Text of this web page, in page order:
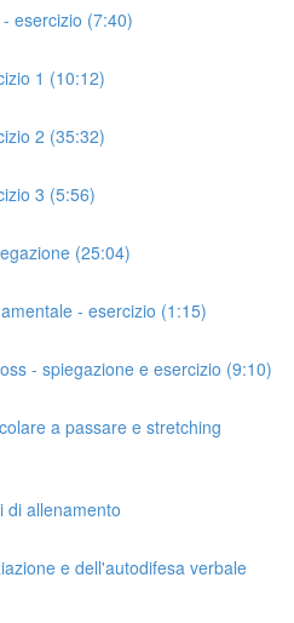
esercizio (7:40)
1 (10:12)
2 (35:32)
3 (5:56)
(25:04)
- esercizio (1:15)
- spiegazione e esercizio (9:10)
a passare e stretching
di allenamento
e dell'autodifesa verbale